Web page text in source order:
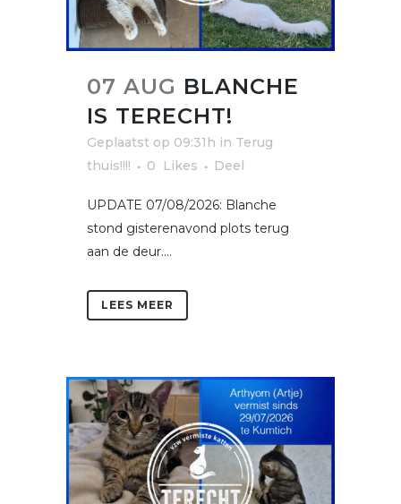
07 AUG BLANCHE
IS TERECHT!
Geplaatst op 09:31h in Terug
thuis!!!!
0 Likes Deel
UPDATE 07/08/2026: Blanche
stond gisterenavond plots terug
aan de deur....
LEES MEER